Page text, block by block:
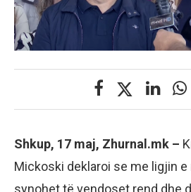
Shkup, 17 maj, Zhurnal.mk –
Mickoski deklaroi se me ligjin
synohet të vendoset rend dhe